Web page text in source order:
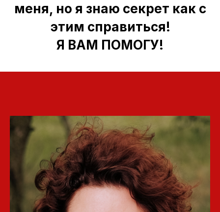
меня, но я знаю секрет как с
этим справиться!
Я ВАМ ПОМОГУ!